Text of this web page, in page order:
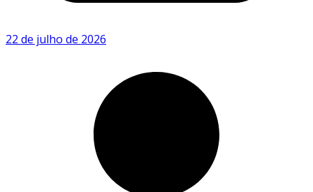
22 de julho de 2026